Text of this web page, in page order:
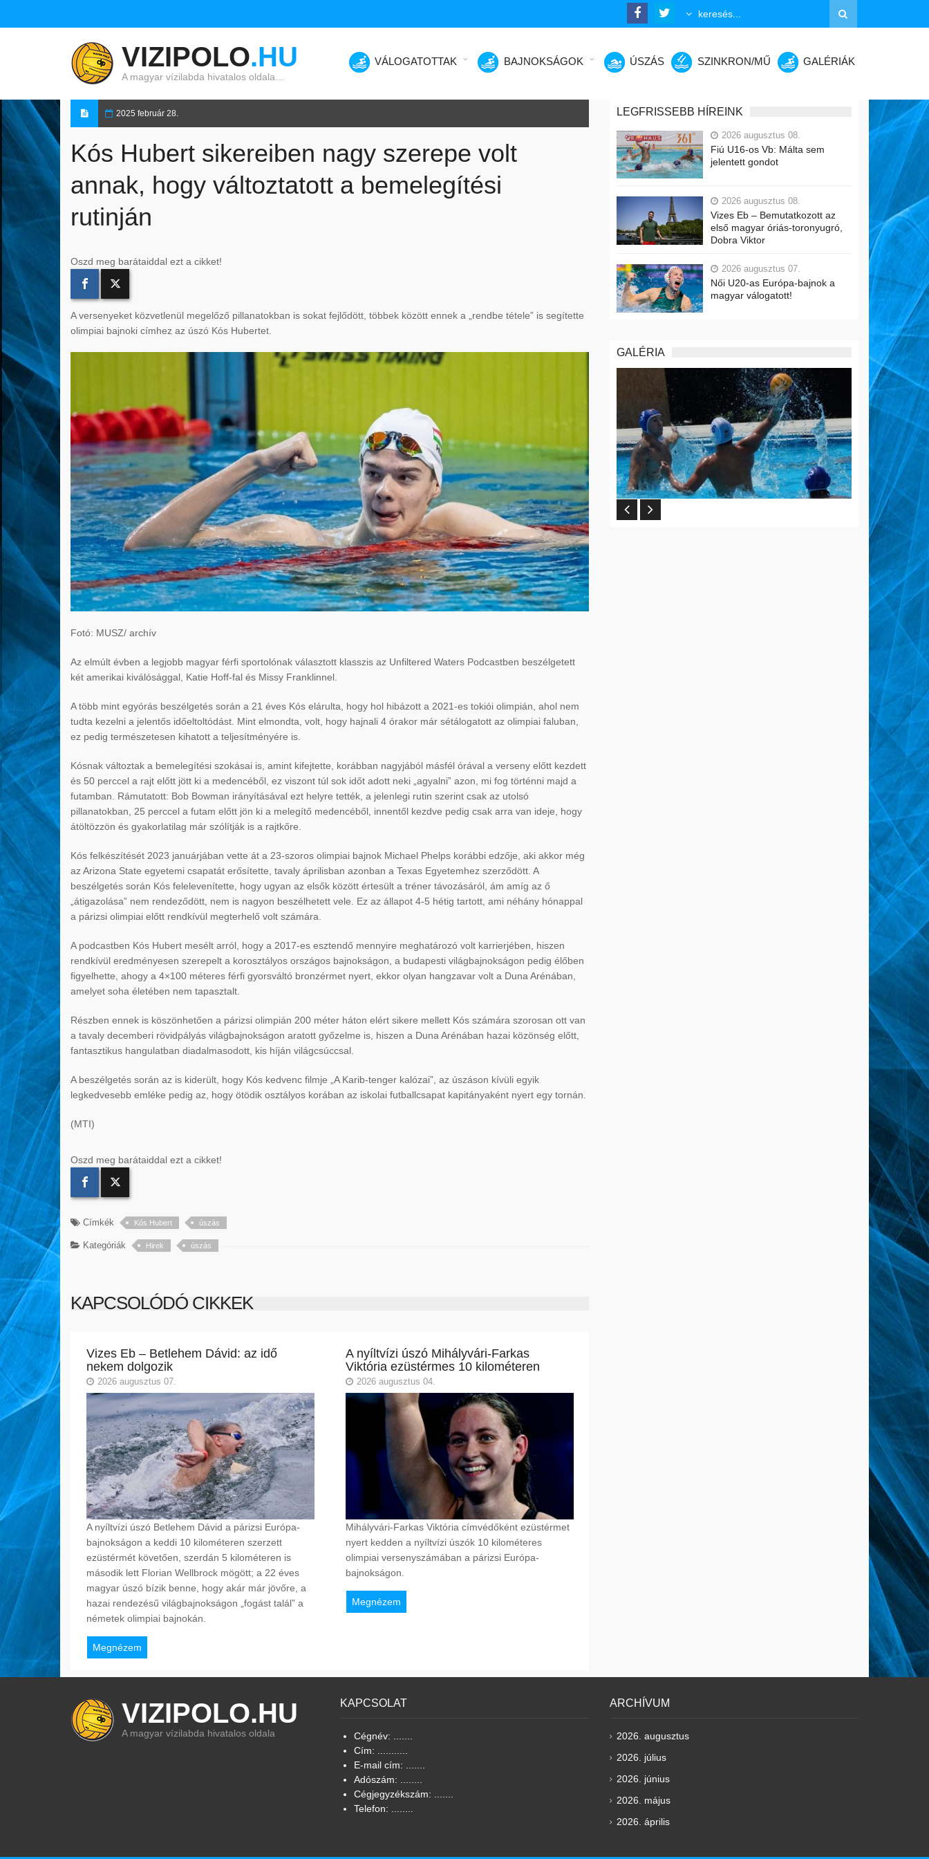
VIZIPOLO.HU
A magyar vízilabda hivatalos oldala…
VÁLOGATOTTAK BAJNOKSÁGOK ÚSZÁS SZINKRON/MŰ GALÉRIÁK
2025 február 28.
Kós Hubert sikereiben nagy szerepe volt
annak, hogy változtatott a bemelegítési
rutinján
Oszd meg barátaiddal ezt a cikket!
A versenyeket közvetlenül megelőző pillanatokban is sokat fejlődött, többek között ennek a „rendbe tétele” is segítette
olimpiai bajnoki címhez az úszó Kós Hubertet.
Fotó: MUSZ/ archív
Az elmúlt évben a legjobb magyar férfi sportolónak választott klasszis az Unfiltered Waters Podcastben beszélgetett
két amerikai kiválósággal, Katie Hoff-fal és Missy Franklinnel.
A több mint egyórás beszélgetés során a 21 éves Kós elárulta, hogy hol hibázott a 2021-es tokiói olimpián, ahol nem
tudta kezelni a jelentős időeltoltódást. Mint elmondta, volt, hogy hajnali 4 órakor már sétálogatott az olimpiai faluban,
ez pedig természetesen kihatott a teljesítményére is.
Kósnak változtak a bemelegítési szokásai is, amint kifejtette, korábban nagyjából másfél órával a verseny előtt kezdett
és 50 perccel a rajt előtt jött ki a medencéből, ez viszont túl sok időt adott neki „agyalni” azon, mi fog történni majd a
futamban. Rámutatott: Bob Bowman irányításával ezt helyre tették, a jelenlegi rutin szerint csak az utolsó
pillanatokban, 25 perccel a futam előtt jön ki a melegítő medencéből, innentől kezdve pedig csak arra van ideje, hogy
átöltözzön és gyakorlatilag már szólítják is a rajtkőre.
Kós felkészítését 2023 januárjában vette át a 23-szoros olimpiai bajnok Michael Phelps korábbi edzője, aki akkor még
az Arizona State egyetemi csapatát erősítette, tavaly áprilisban azonban a Texas Egyetemhez szerződött. A
beszélgetés során Kós felelevenítette, hogy ugyan az elsők között értesült a tréner távozásáról, ám amíg az ő
„átigazolása” nem rendeződött, nem is nagyon beszélhetett vele. Ez az állapot 4-5 hétig tartott, ami néhány hónappal
a párizsi olimpiai előtt rendkívül megterhelő volt számára.
A podcastben Kós Hubert mesélt arról, hogy a 2017-es esztendő mennyire meghatározó volt karrierjében, hiszen
rendkívül eredményesen szerepelt a korosztályos országos bajnokságon, a budapesti világbajnokságon pedig élőben
figyelhette, ahogy a 4×100 méteres férfi gyorsváltó bronzérmet nyert, ekkor olyan hangzavar volt a Duna Arénában,
amelyet soha életében nem tapasztalt.
Részben ennek is köszönhetően a párizsi olimpián 200 méter háton elért sikere mellett Kós számára szorosan ott van
a tavaly decemberi rövidpályás világbajnokságon aratott győzelme is, hiszen a Duna Arénában hazai közönség előtt,
fantasztikus hangulatban diadalmasodott, kis híján világcsúccsal.
A beszélgetés során az is kiderült, hogy Kós kedvenc filmje „A Karib-tenger kalózai”, az úszáson kívüli egyik
legkedvesebb emléke pedig az, hogy ötödik osztályos korában az iskolai futballcsapat kapitányaként nyert egy tornán.
(MTI)
Oszd meg barátaiddal ezt a cikket!
Címkék Kós Hubert úszás
Kategóriák Hirek úszás
KAPCSOLÓDÓ CIKKEK
Vizes Eb – Betlehem Dávid: az idő
nekem dolgozik
2026 augusztus 07.
A nyíltvízi úszó Betlehem Dávid a párizsi Európa-
bajnokságon a keddi 10 kilométeren szerzett
ezüstérmét követően, szerdán 5 kilométeren is
második lett Florian Wellbrock mögött; a 22 éves
magyar úszó bízik benne, hogy akár már jövőre, a
hazai rendezésű világbajnokságon „fogást talál” a
németek olimpiai bajnokán.
Megnézem
A nyíltvízi úszó Mihályvári-Farkas
Viktória ezüstérmes 10 kilométeren
2026 augusztus 04.
Mihályvári-Farkas Viktória címvédőként ezüstérmet
nyert kedden a nyíltvízi úszók 10 kilométeres
olimpiai versenyszámában a párizsi Európa-
bajnokságon.
Megnézem
LEGFRISSEBB HÍREINK
2026 augusztus 08.
Fiú U16-os Vb: Málta sem
jelentett gondot
2026 augusztus 08.
Vizes Eb – Bemutatkozott az
első magyar óriás-toronyugró,
Dobra Viktor
2026 augusztus 07.
Női U20-as Európa-bajnok a
magyar válogatott!
GALÉRIA
VIZIPOLO.HU
A magyar vízilabda hivatalos oldala
KAPCSOLAT
Cégnév: .......
Cím: ...........
E-mail cím: .......
Adószám: ........
Cégjegyzékszám: .......
Telefon: ........
ARCHÍVUM
2026. augusztus
2026. július
2026. június
2026. május
2026. április